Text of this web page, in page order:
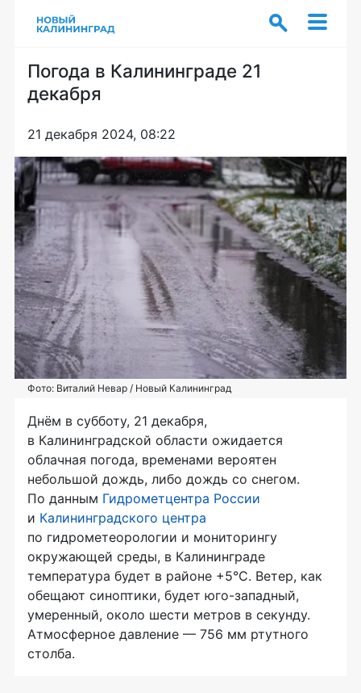
Погода в Калининграде 21
декабря
21 декабря 2024, 08:22
Фото: Виталий Невар / Новый Калининград
Днём в субботу, 21 декабря,
в Калининградской области ожидается
облачная погода, временами вероятен
небольшой дождь, либо дождь со снегом.
По данным Гидрометцентра России
и Калининградского центра
по гидрометеорологии и мониторингу
окружающей среды, в Калининграде
температура будет в районе +5°C. Ветер, как
обещают синоптики, будет юго-западный,
умеренный, около шести метров в секунду.
Атмосферное давление — 756 мм ртутного
столба.